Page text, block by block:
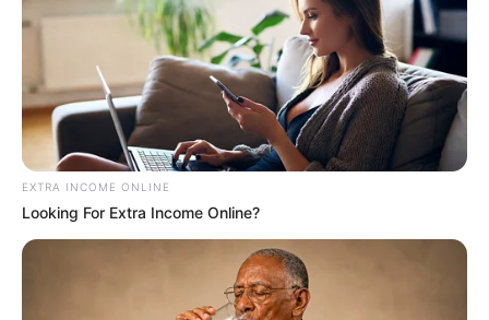
These '90s Couples Will Always Hold A Special
Place In Our Hearts
EXTRA INCOME ONLINE
Looking For Extra Income Online?